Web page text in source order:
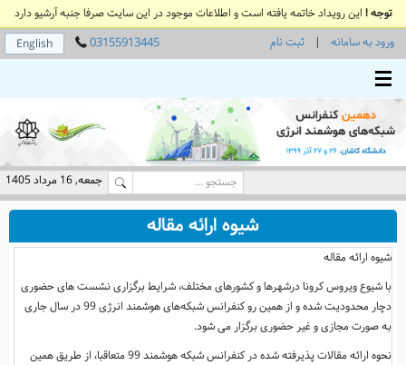
توجه ! این رویداد خاتمه یافته است و اطلاعات موجود در این سایت صرفا جنبه آرشیو دارد
English
03155913445 ورود به سامانه |
ثبت نام
جمعه, 16 مرداد 1405
شیوه ارائه مقاله
شیوه ارائه مقاله
با شیوع ویروس کرونا درشهرها و کشورهای مختلف، شرایط برگزاری نشست های حضوری
دچار محدودیت شده و از همین رو کنفرانس شبکه‌های هوشمند انرژی 99 در سال جاری
به صورت مجازی و غیر حضوری برگزار می شود.
نحوه ارائه مقالات پذیرفته شده در کنفرانس شبکه هوشمند 99 متعاقبا، از طریق همین